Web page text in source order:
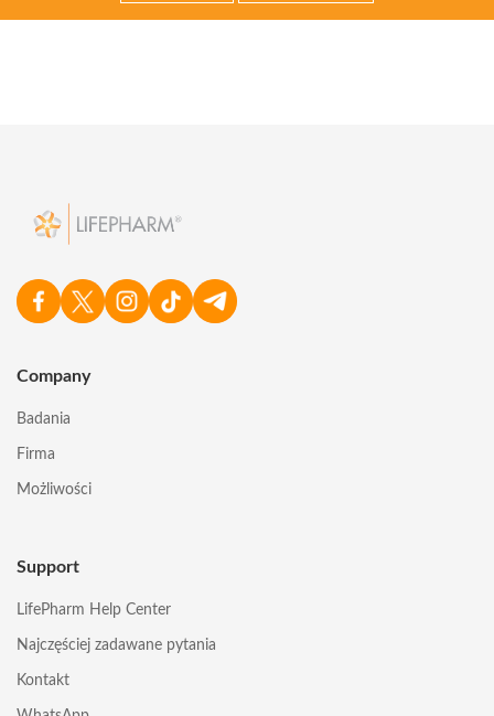
Company
Badania
Firma
Możliwości
Support
LifePharm Help Center
Najczęściej zadawane pytania
Kontakt